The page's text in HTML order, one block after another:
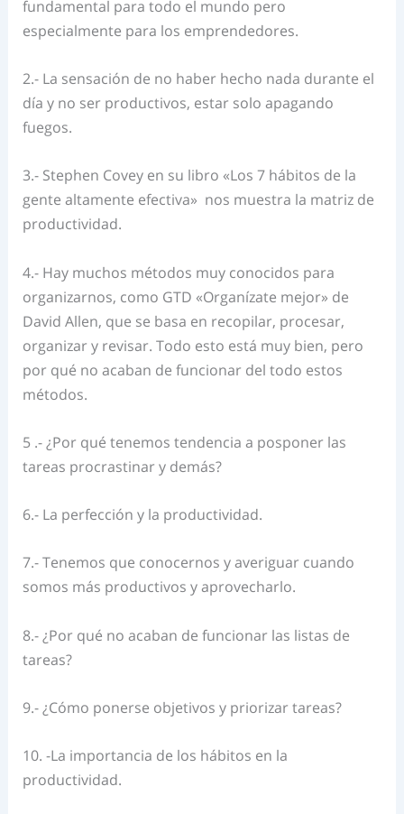
fundamental para todo el mundo pero
especialmente para los emprendedores.
2.- La sensación de no haber hecho nada durante el
día y no ser productivos, estar solo apagando
fuegos.
3.- Stephen Covey en su libro «Los 7 hábitos de la
gente altamente efectiva» nos muestra la matriz de
productividad.
4.- Hay muchos métodos muy conocidos para
organizarnos, como GTD «Organízate mejor» de
David Allen, que se basa en recopilar, procesar,
organizar y revisar. Todo esto está muy bien, pero
por qué no acaban de funcionar del todo estos
métodos.
5 .- ¿Por qué tenemos tendencia a posponer las
tareas procrastinar y demás?
6.- La perfección y la productividad.
7.- Tenemos que conocernos y averiguar cuando
somos más productivos y aprovecharlo.
8.- ¿Por qué no acaban de funcionar las listas de
tareas?
9.- ¿Cómo ponerse objetivos y priorizar tareas?
10. -La importancia de los hábitos en la
productividad.